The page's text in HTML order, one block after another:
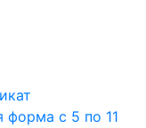
с 5 по 11